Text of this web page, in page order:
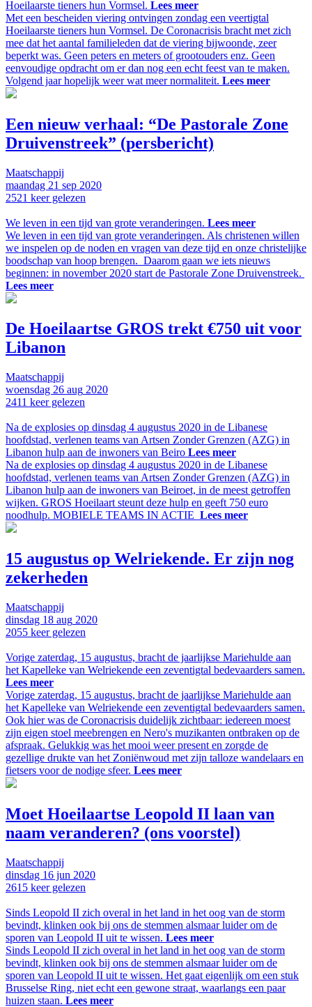
Hoeilaarste tieners hun Vormsel. Lees meer
Met een bescheiden viering ontvingen zondag een veertigtal
Hoeilaarste tieners hun Vormsel. De Coronacrisis bracht met zich
mee dat het aantal familieleden dat de viering bijwoonde, zeer
beperkt was. Geen peters en meters of grootouders enz. Geen
eenvoudige opdracht om er dan nog een echt feest van te maken.
Volgend jaar hopelijk weer wat meer normaliteit. Lees meer
Een nieuw verhaal: “De Pastorale Zone
Druivenstreek” (persbericht)
Maatschappij
maandag 21 sep 2020
2521 keer gelezen
We leven in een tijd van grote veranderingen. Lees meer
We leven in een tijd van grote veranderingen. Als christenen willen
we inspelen op de noden en vragen van deze tijd en onze christelijke
boodschap van hoop brengen. Daarom gaan we iets nieuws
beginnen: in november 2020 start de Pastorale Zone Druivenstreek.
Lees meer
De Hoeilaartse GROS trekt €750 uit voor
Libanon
Maatschappij
woensdag 26 aug 2020
2411 keer gelezen
Na de explosies op dinsdag 4 augustus 2020 in de Libanese
hoofdstad, verlenen teams van Artsen Zonder Grenzen (AZG) in
Libanon hulp aan de inwoners van Beiro Lees meer
Na de explosies op dinsdag 4 augustus 2020 in de Libanese
hoofdstad, verlenen teams van Artsen Zonder Grenzen (AZG) in
Libanon hulp aan de inwoners van Beiroet, in de meest getroffen
wijken. GROS Hoeilaart steunt deze hulp en geeft 750 euro
noodhulp. MOBIELE TEAMS IN ACTIE Lees meer
15 augustus op Welriekende. Er zijn nog
zekerheden
Maatschappij
dinsdag 18 aug 2020
2055 keer gelezen
Vorige zaterdag, 15 augustus, bracht de jaarlijkse Mariehulde aan
het Kapelleke van Welriekende een zeventigtal bedevaarders samen.
Lees meer
Vorige zaterdag, 15 augustus, bracht de jaarlijkse Mariehulde aan
het Kapelleke van Welriekende een zeventigtal bedevaarders samen.
Ook hier was de Coronacrisis duidelijk zichtbaar: iedereen moest
zijn eigen stoel meebrengen en Nero's muzikanten ontbraken op de
afspraak. Gelukkig was het mooi weer present en zorgde de
gezellige drukte van het Zoniënwoud met zijn talloze wandelaars en
fietsers voor de nodige sfeer. Lees meer
Moet Hoeilaartse Leopold II laan van
naam veranderen? (ons voorstel)
Maatschappij
dinsdag 16 jun 2020
2615 keer gelezen
Sinds Leopold II zich overal in het land in het oog van de storm
bevindt, klinken ook bij ons de stemmen alsmaar luider om de
sporen van Leopold II uit te wissen. Lees meer
Sinds Leopold II zich overal in het land in het oog van de storm
bevindt, klinken ook bij ons de stemmen alsmaar luider om de
sporen van Leopold II uit te wissen. Het gaat eigenlijk om een stuk
Brusselse Ring, niet echt een gewone straat, waarlangs een paar
huizen staan. Lees meer